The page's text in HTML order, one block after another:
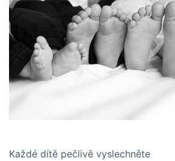
Každé dítě pečlivě vyslechněte